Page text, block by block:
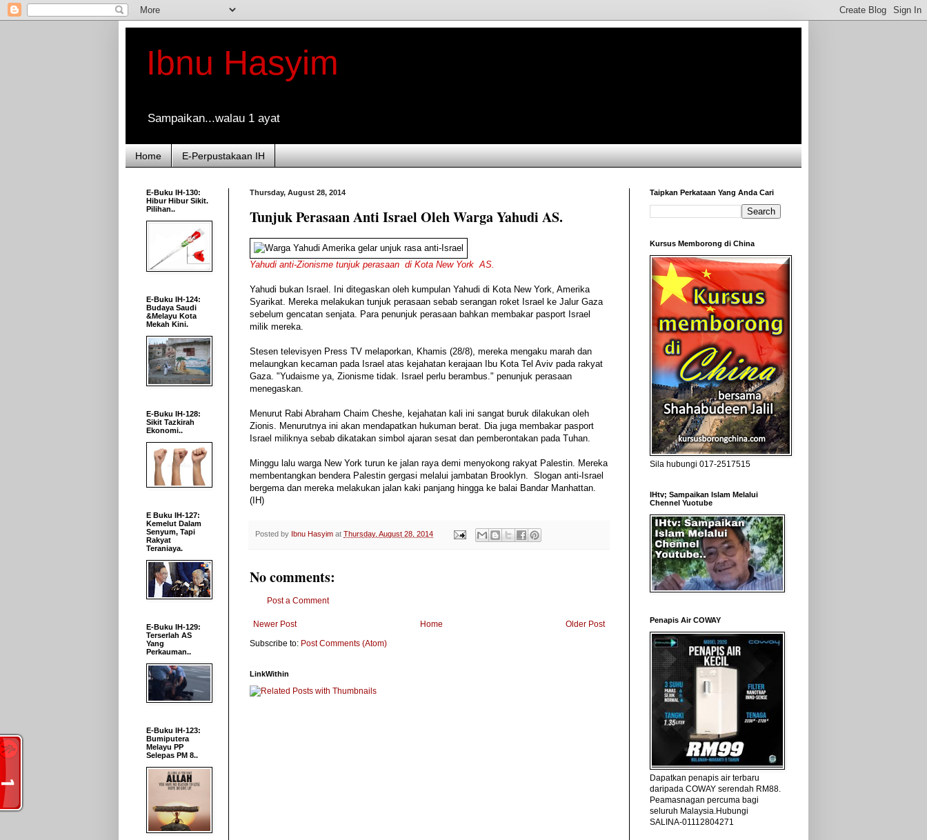
Ibnu Hasyim
Sampaikan...walau 1 ayat
Home E-Perpustakaan IH
Thursday, August 28, 2014
Tunjuk Perasaan Anti Israel Oleh Warga Yahudi AS.
Yahudi anti-Zionisme tunjuk perasaan di Kota New York AS.
Yahudi bukan Israel . Ini ditegaskan oleh kumpulan Yahudi di Kota New York, Amerika
Syarikat. Mereka melakukan tunjuk perasaan sebab serangan roket Israel ke Jalur Gaza
sebelum gencatan senjata. Para penunjuk perasaan bahkan membakar pasport Israel
milik mereka.
Stesen televisyen Press TV melaporkan, Khamis (28/8), mereka mengaku marah dan
melaungkan kecaman pada Israel atas kejahatan kerajaan Ibu Kota Tel Aviv pada rakyat
Gaza. "Yudaisme ya, Zionisme tidak. Israel perlu berambus." penunjuk perasaan
menegaskan.
Menurut Rabi Abraham Chaim Cheshe, kejahatan kali ini sangat buruk dilakukan oleh
Zionis. Menurutnya ini akan mendapatkan hukuman berat. Dia juga membakar pasport
Israel miliknya sebab dikatakan simbol ajaran sesat dan pemberontakan pada Tuhan.
Minggu lalu warga New York turun ke jalan raya demi menyokong rakyat Palestin. Mereka
membentangkan bendera Palestin gergasi melalui jambatan Brooklyn. Slogan anti- Israel
bergema dan mereka melakukan jalan kaki panjang hingga ke balai Bandar Manhattan.
(IH)
Posted by Ibnu Hasyim at Thursday, August 28, 2014
No comments:
Post a Comment
Newer Post Older Post
Home
Subscribe to: Post Comments (Atom)
LinkWithin
E-Buku IH-130:
Hibur Hibur Sikit.
Pilihan..
E-Buku IH-124:
Budaya Saudi
&Melayu Kota
Mekah Kini.
E-Buku IH-128:
Sikit Tazkirah
Ekonomi..
E Buku IH-127:
Kemelut Dalam
Senyum, Tapi
Rakyat
Teraniaya.
E-Buku IH-129:
Terserlah AS
Yang
Perkauman..
E-Buku IH-123:
Bumiputera
Melayu PP
Selepas PM 8..
Taipkan Perkataan Yang Anda Cari
Kursus Memborong di China
Sila hubungi 017-2517515
IHtv; Sampaikan Islam Melalui
Chennel Yuotube
Penapis Air COWAY
Dapatkan penapis air terbaru
daripada COWAY serendah RM88.
Peamasnagan percuma bagi
seluruh Malaysia.Hubungi
SALINA-01112804271